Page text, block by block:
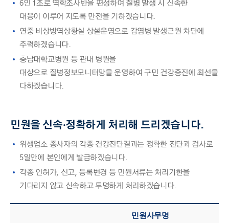
6인 1조로 역학조사반을 편성하여 질병 발생 시 신속한
대응이 이루어 지도록 만전을 기하겠습니다.
연중 비상방역상황실 상설운영으로 감염병 발생근원 차단에
주력하겠습니다.
충남대학교병원 등 관내 병원을
대상으로 질병정보모니터망을 운영하여 구민 건강증진에 최선을
다하겠습니다.
민원을 신속·정확하게 처리해 드리겠습니다.
위생업소 종사자의 각종 건강진단결과는 정확한 진단과 검사로
5일안에 본인에게 발급하겠습니다.
각종 인허가, 신고, 등록변경 등 민원서류는 처리기한을
기다리지 않고 신속하고 투명하게 처리하겠습니다.
민원사무명 – 민원사무명, 법규기준, 현행, 이행기준 정보 제공
민원사무명